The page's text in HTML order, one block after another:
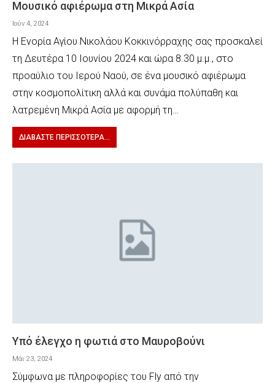
Μουσικό αφιέρωμα στη Μικρά Ασία
Ιούν 4, 2024
Η Ενορία Αγίου Νικολάου Κοκκινόρραχης σας προσκαλεί
τη Δευτέρα 10 Ιουνίου 2024 και ώρα 8.30 μ.μ., στο
προαύλιο του Ιερού Ναού, σε ένα μουσικό αφιέρωμα
στην κοσμοπολίτικη αλλά και συνάμα πολύπαθη και
λατρεμένη Μικρά Ασία με αφορμή τη…
ΔΙΑΒΆΣΤΕ ΠΕΡΙΣΣΌΤΕΡΑ...
Υπό έλεγχο η φωτιά στο Μαυροβούνι
Μάι 23, 2024
Σύμφωνα με πληροφορίες του Fly από την